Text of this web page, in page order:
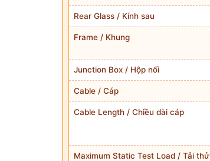
Rear Glass / Kính sau
Frame / Khung
Junction Box / Hộp nối
Cable / Cáp
Cable Length / Chiều dài cáp
Maximum Static Test Load / Tải thử